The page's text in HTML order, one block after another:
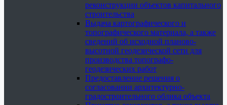
реконструкции объектов капитального
строительства
Выдача картографического и
топографического материала, а также
сведений об исходной планово-
высотной геодезической сети для
производства топографо-
геодезических работ
Предоставление решения о
согласовании архитектурно-
градостроительного облика объекта